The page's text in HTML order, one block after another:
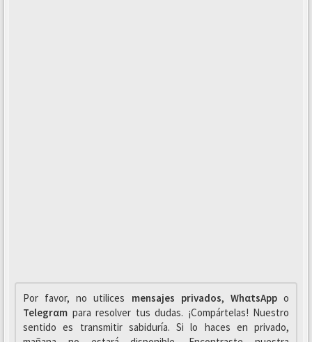
Por favor, no utilices mensajes privados, WhαtsAppo
Telegrαm para resolver tus dudas. ¡Compártelas! Nuestro
sentido es transmitir sabiduría. Si lo haces en privado,